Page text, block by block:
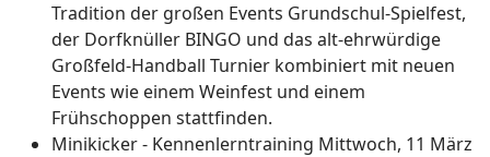
Tradition der großen Events Grundschul-Spielfest,
der Dorfknüller BINGO und das alt-ehrwürdige
Großfeld-Handball Turnier kombiniert mit neuen
Events wie einem Weinfest und einem
Frühschoppen stattfinden.
Minikicker - Kennenlerntraining Mittwoch, 11 März